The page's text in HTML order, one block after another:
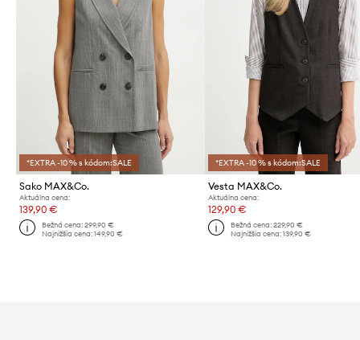
*EXTRA -10 % s kódom:SALE
Sako MAX&Co.
Aktuálna cena:
139,90 €
Bežná cena:299,90 €
Najnižšia cena:149,90 €
*EXTRA -10 % s kódom:SALE
Vesta MAX&Co.
Aktuálna cena:
129,90 €
Bežná cena: 229,90 €
Najnižšia cena: 139,90 €